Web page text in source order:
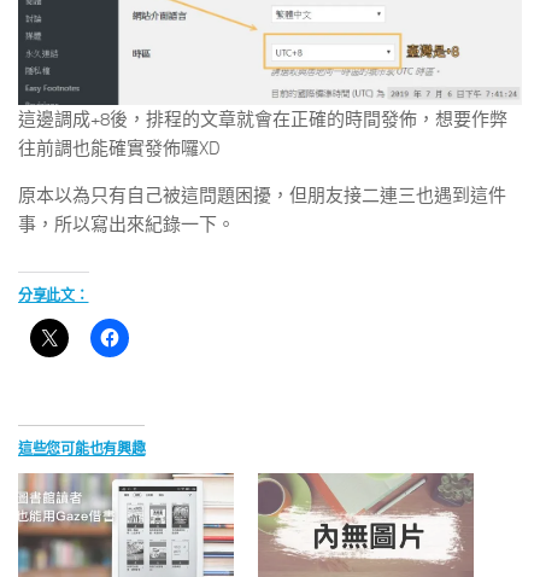
這邊調成+8後，排程的文章就會在正確的時間發佈，想要作弊
往前調也能確實發佈囉XD
原本以為只有自己被這問題困擾，但朋友接二連三也遇到這件
事，所以寫出來紀錄一下。
分享此文：
這些您可能也有興趣